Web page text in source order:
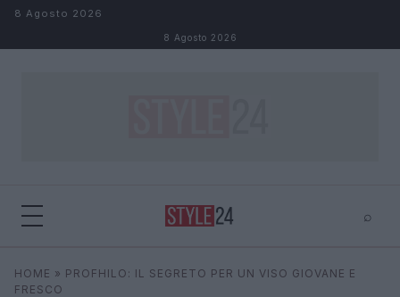
Salta al contenuto
8 Agosto 2026
8 Agosto 2026
⌕
Cerca ⌕
HOME » PROFHILO: IL SEGRETO PER UN VISO GIOVANE E
FRESCO